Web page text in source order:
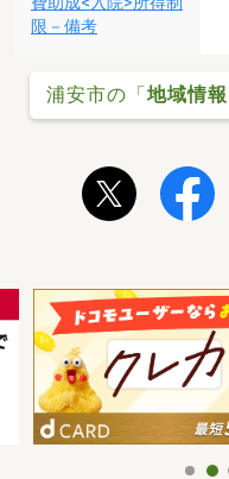
限－備考
浦安市の「地域情報